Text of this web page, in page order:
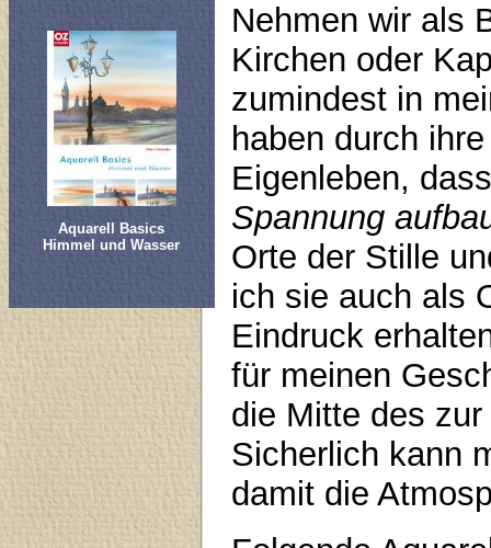
Aquarell Basics
Himmel und Wasser
Nehmen wir als
Kirchen oder
zumindest in
haben durch
Eigenleben,
Spannung
Orte der Stille
ich sie auch als
Eindruck
für meinen
die Mitte des
Sicherlich kann
damit die